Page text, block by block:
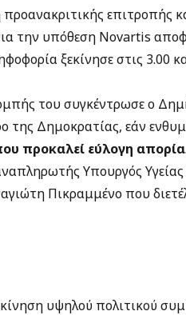
επιτροπής
την υπόθεση Novartis
ξεκίνησε στις 3.00
του συγκέντρωσε ο
της Δημοκρατίας, εάν
προκαλεί εύλογη απορία
Υπουργός Υγείας
Πικραμμένο που
υψηλού πολιτικού